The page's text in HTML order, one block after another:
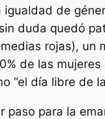
de
duda quedó
rojas), un
de las
“el día libre de
paso para la